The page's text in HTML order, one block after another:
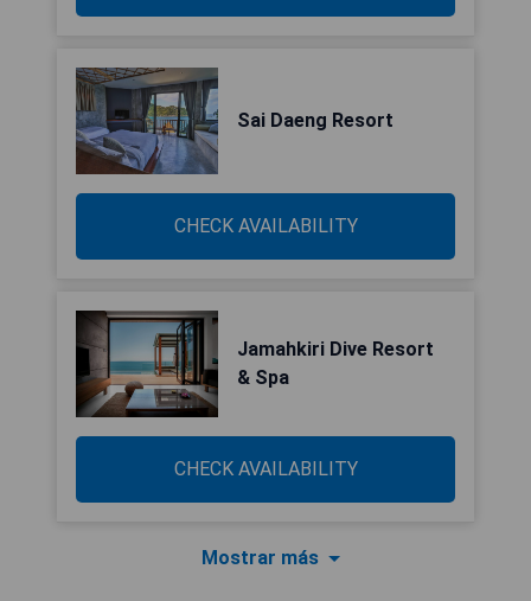
Sai Daeng Resort
CHECK AVAILABILITY
Jamahkiri Dive Resort
& Spa
CHECK AVAILABILITY
Mostrar más